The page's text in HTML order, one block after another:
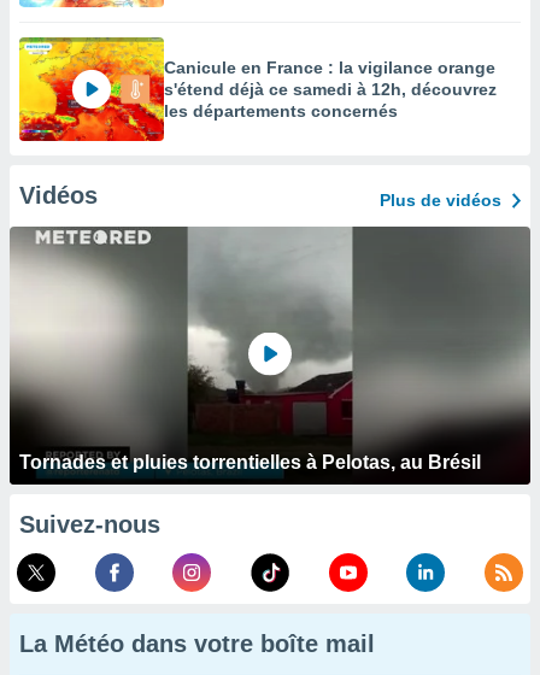
Canicule en France : la vigilance orange
s'étend déjà ce samedi à 12h, découvrez
les départements concernés
Vidéos Plus de vidéos
Tornades et pluies torrentielles à Pelotas, au Brésil
Suivez-nous
La Météo dans votre boîte mail